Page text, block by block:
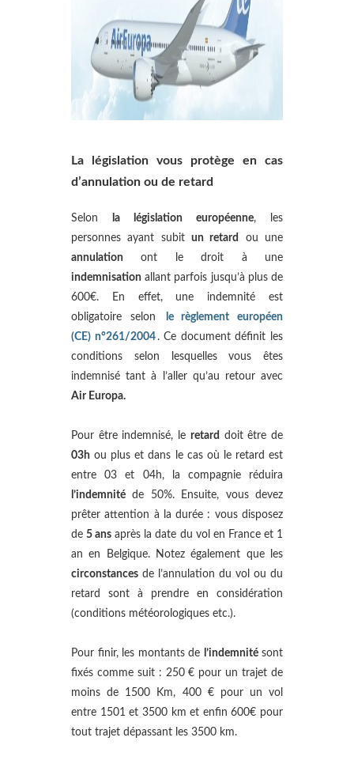
La législation vous protège en cas
d’annulation ou de retard
Selon la législation européenne, les
personnes ayant subit un retard
ou une
annulation ont le droit à une
indemnisation allant parfois jusqu’à plus de
600€. En effet, une indemnité est
obligatoire selon
le règlement européen
(CE) n°261/2004 . Ce document définit les
conditions selon lesquelles vous êtes
indemnisé tant à l’aller qu’au retour avec
Air Europa.
Pour être indemnisé, le retard doit être de
03h ou plus et dans le cas où le retard est
entre 03 et 04h, la compagnie réduira
l’indemnité de 50%. Ensuite, vous devez
prêter attention à la durée : vous disposez
de5 ans après la date du vol en France et 1
an en Belgique. Notez également que les
circonstances de l’annulation du vol ou du
retard sont à prendre en considération
(conditions météorologiques etc.).
Pour finir, les montants de l’indemnitésont
fixés comme suit : 250 € pour un trajet de
moins de 1500 Km, 400 € pour un vol
entre 1501 et 3500 km et enfin 600€ pour
tout trajet dépassant les 3500 km.